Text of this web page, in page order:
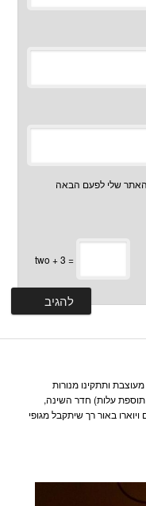
שלי לפעם הבאה
two + 3 =
ותתקינו מנורות
תוספת עלות) חדר השינה,
באור רך שיתקבל מגופי